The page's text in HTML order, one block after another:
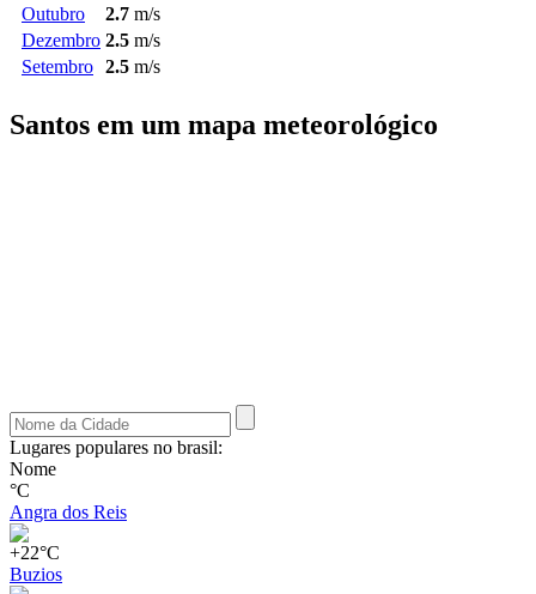
Outubro
2.7 m/s
Dezembro 2.5 m/s
Setembro 2.5 m/s
Santos em um mapa meteorológico
Lugares populares no brasil:
Nome
°C
Angra dos Reis
+22°C
Buzios